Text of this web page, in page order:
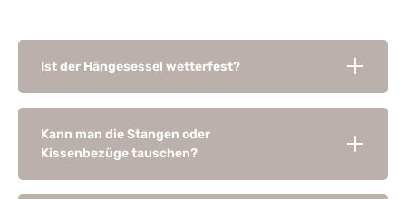
Ist der Hängesessel wetterfest?
Kann man die Stangen oder
Kissenbezüge tauschen?